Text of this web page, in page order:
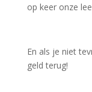
op keer onze
En als je niet
geld terug!